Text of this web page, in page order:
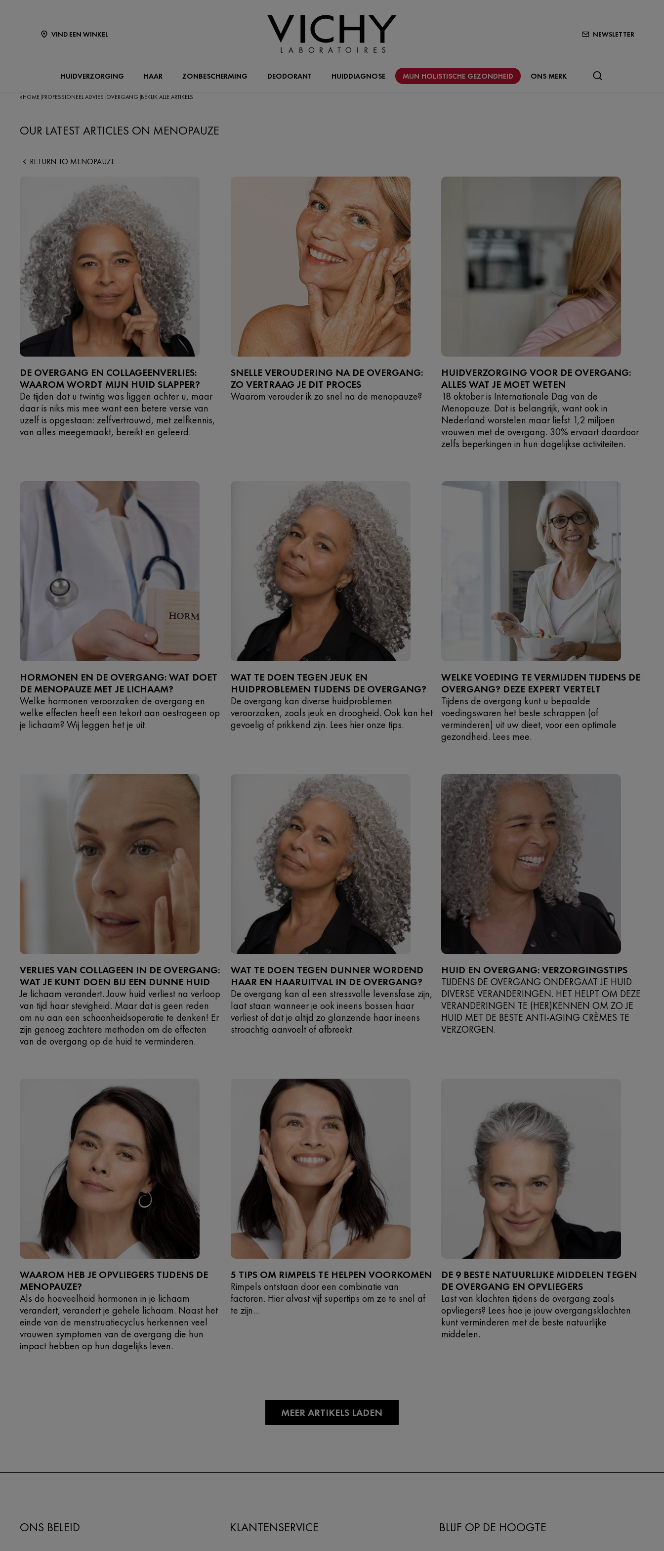
VIND EEN WINKEL NEWSLETTER
HUIDVERZORGING HAAR ZONBESCHERMING DEODORANT HUIDDIAGNOSE MIJN HOLISTISCHE GEZONDHEID ONS MERK
HOME PROFESSIONEEL ADVIES OVERGANG BEKIJK ALLE ARTIKELS
OUR LATEST ARTICLES ON MENOPAUZE
RETURN TO MENOPAUZE
DE OVERGANG EN COLLAGEENVERLIES:
WAAROM WORDT MIJN HUID SLAPPER?
De tijden dat u twintig was liggen achter u, maar
daar is niks mis mee want een betere versie van
uzelf is opgestaan: zelfvertrouwd, met zelfkennis,
van alles meegemaakt, bereikt en geleerd.
SNELLE VEROUDERING NA DE OVERGANG:
ZO VERTRAAG JE DIT PROCES
Waarom verouder ik zo snel na de menopauze?
HUIDVERZORGING VOOR DE OVERGANG:
ALLES WAT JE MOET WETEN
18 oktober is Internationale Dag van de
Menopauze. Dat is belangrijk, want ook in
Nederland worstelen maar liefst 1,2 miljoen
vrouwen met de overgang. 30% ervaart daardoor
zelfs beperkingen in hun dagelijkse activiteiten.
HORMONEN EN DE OVERGANG: WAT DOET
DE MENOPAUZE MET JE LICHAAM?
Welke hormonen veroorzaken de overgang en
welke effecten heeft een tekort aan oestrogeen op
je lichaam? Wij leggen het je uit.
WAT TE DOEN TEGEN JEUK EN
HUIDPROBLEMEN TIJDENS DE OVERGANG?
De overgang kan diverse huidproblemen
veroorzaken, zoals jeuk en droogheid. Ook kan het
gevoelig of prikkend zijn. Lees hier onze tips.
WELKE VOEDING TE VERMIJDEN TIJDENS DE
OVERGANG? DEZE EXPERT VERTELT
Tijdens de overgang kunt u bepaalde
voedingswaren het beste schrappen (of
verminderen) uit uw dieet, voor een optimale
gezondheid. Lees mee.
VERLIES VAN COLLAGEEN IN DE OVERGANG:
WAT JE KUNT DOEN BIJ EEN DUNNE HUID
Je lichaam verandert. Jouw huid verliest na verloop
van tijd haar stevigheid. Maar dat is geen reden
om nu aan een schoonheidsoperatie te denken! Er
zijn genoeg zachtere methoden om de effecten
van de overgang op de huid te verminderen.
WAT TE DOEN TEGEN DUNNER WORDEND
HAAR EN HAARUITVAL IN DE OVERGANG?
De overgang kan al een stressvolle levensfase zijn,
laat staan wanneer je ook ineens bossen haar
verliest of dat je altijd zo glanzende haar ineens
stroachtig aanvoelt of afbreekt.
HUID EN OVERGANG: VERZORGINGSTIPS
TIJDENS DE OVERGANG ONDERGAAT JE HUID
DIVERSE VERANDERINGEN. HET HELPT OM DEZE
VERANDERINGEN TE (HER)KENNEN OM ZO JE
HUID MET DE BESTE ANTI-AGING CRÈMES TE
VERZORGEN.
WAAROM HEB JE OPVLIEGERS TIJDENS DE
MENOPAUZE?
Als de hoeveelheid hormonen in je lichaam
verandert, verandert je gehele lichaam. Naast het
einde van de menstruatiecyclus herkennen veel
vrouwen symptomen van de overgang die hun
impact hebben op hun dagelijks leven.
5 TIPS OM RIMPELS TE HELPEN VOORKOMEN
Rimpels ontstaan door een combinatie van
factoren. Hier alvast vijf supertips om ze te snel af
te zijn...
DE 9 BESTE NATUURLIJKE MIDDELEN TEGEN
DE OVERGANG EN OPVLIEGERS
Last van klachten tijdens de overgang zoals
opvliegers? Lees hoe je jouw overgangsklachten
kunt verminderen met de beste natuurlijke
middelen.
MEER ARTIKELS LADEN
ONS BELEID KLANTENSERVICE BLIJF OP DE HOOGTE